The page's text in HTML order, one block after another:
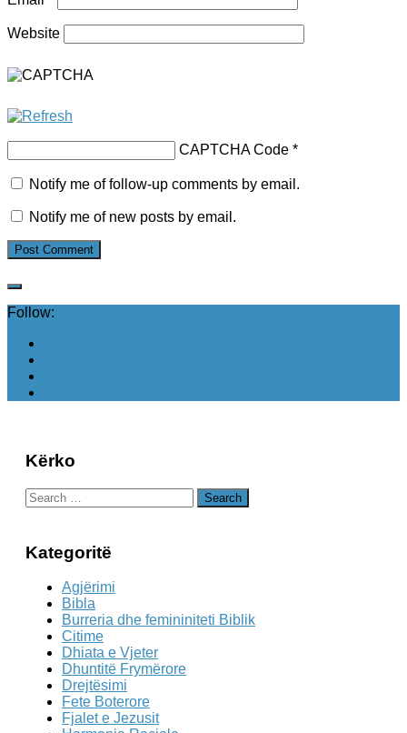
Website
CAPTCHA Code *
Notify me of follow-up comments by email.
Notify me of new posts by email.
Follow:
Kërko
Search
for:
Kategoritë
Agjërimi
Bibla
Burreria dhe femininiteti Biblik
Citime
Dhiata e Vjeter
Dhuntitë Frymërore
Drejtësimi
Fete Boterore
Fjalet e Jezusit